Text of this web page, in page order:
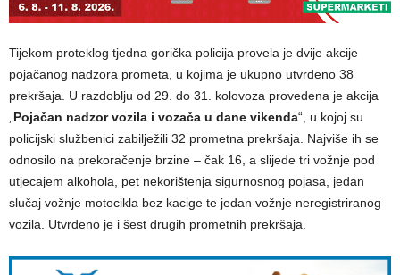
Tijekom proteklog tjedna gorička policija provela je dvije akcije
pojačanog nadzora prometa, u kojima je ukupno utvrđeno 38
prekršaja. U razdoblju od 29. do 31. kolovoza provedena je akcija
Pojačan nadzor vozila i vozača u dane vikenda“, u kojoj su
policijski službenici zabilježili 32 prometna prekršaja. Najviše ih se
odnosilo na prekoračenje brzine – čak 16, a slijede tri vožnje pod
utjecajem alkohola, pet nekorištenja sigurnosnog pojasa, jedan
slučaj vožnje motocikla bez kacige te jedan vožnje neregistriranog
vozila. Utvrđeno je i šest drugih prometnih prekršaja.